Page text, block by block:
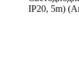
IP20, 5m)